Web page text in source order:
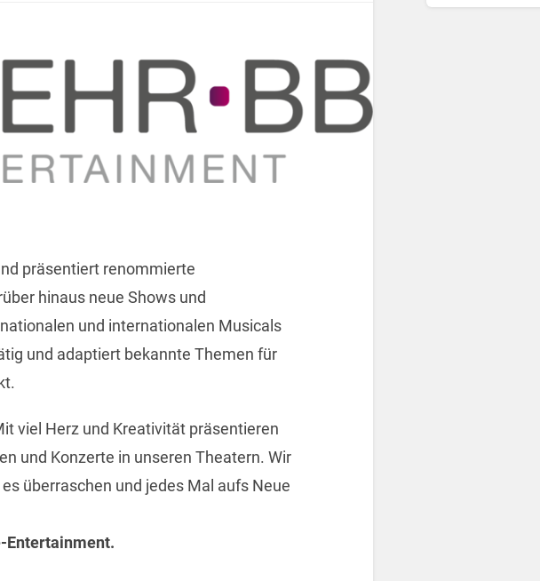
präsentiert renommierte
hinaus neue Shows und
und internationalen Musicals
und adaptiert bekannte Themen für
viel Herz und Kreativität präsentieren
und Konzerte in unseren Theatern. Wir
überraschen und jedes Mal aufs Neue
Entertainment.